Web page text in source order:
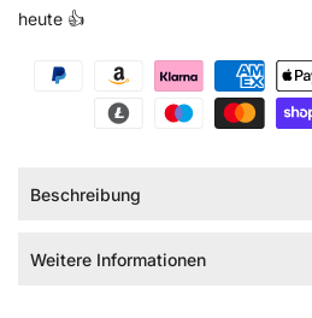
heute 👍
Beschreibung
Weitere Informationen